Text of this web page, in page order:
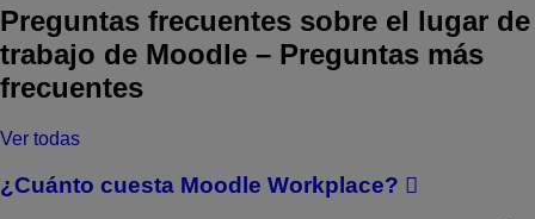
Preguntas frecuentes sobre el lugar de
trabajo de Moodle – Preguntas más
frecuentes
Ver todas
¿Cuánto cuesta Moodle Workplace?